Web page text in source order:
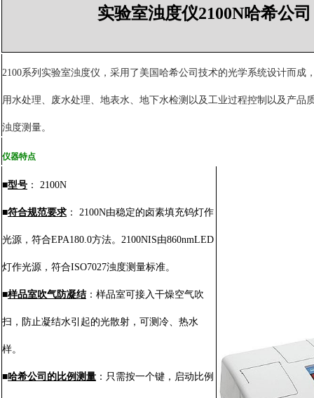
实验室浊度仪2100N哈希公司
2100系列实验室浊度仪，采用了美国哈希公司技术的光学系统设计而成
用水处理、废水处理、地表水、地下水检测以及工业过程控制以及产品
浊度测量。
仪器特点
■型号 ： 2100N
■符合规范要求 ： 2100N由稳定的卤素填充钨灯作
光源，符合EPA180.0方法。 2100NIS由860nmLED
灯作光源，符合ISO7027浊度测量标准。
■样品室吹气防凝结：样品室可接入干燥空气吹
扫，防止凝结水引起的光散射，可测冷、热水
样。
■哈希公司的比例测量 ：只需按一个键，启动比例